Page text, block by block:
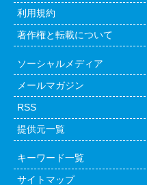
利用規約
著作権と転載について
ソーシャルメディア
メールマガジン
RSS
提供元一覧
キーワード一覧
サイトマップ